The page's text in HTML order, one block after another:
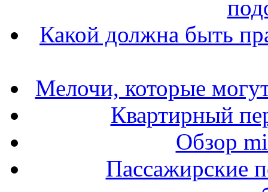
Какой должна быть
Мелочи, которые
Квартирный
Обзор
Пассажирские